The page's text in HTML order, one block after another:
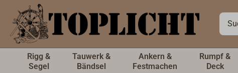
springen
Rigg &
Segel
Tauwerk &
Bändsel
Ankern &
Festmachen
Rumpf &
Deck